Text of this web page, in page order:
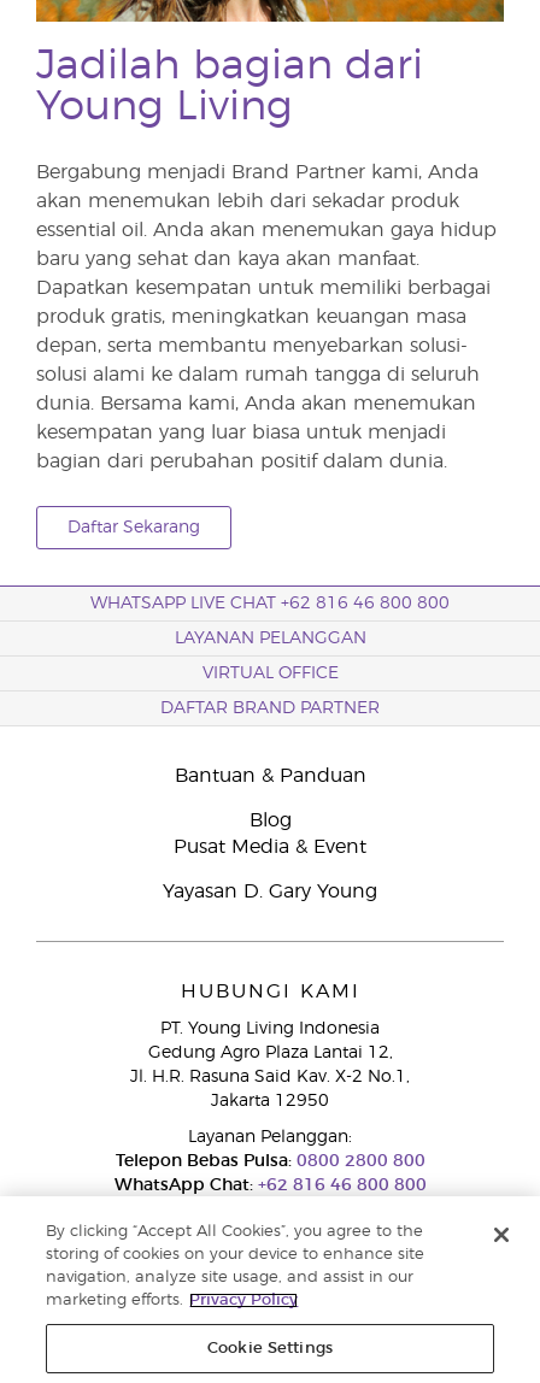
Jadilah bagian dari
Young Living
Bergabung menjadi Brand Partner kami, Anda
akan menemukan lebih dari sekadar produk
essential oil. Anda akan menemukan gaya hidup
baru yang sehat dan kaya akan manfaat.
Dapatkan kesempatan untuk memiliki berbagai
produk gratis, meningkatkan keuangan masa
depan, serta membantu menyebarkan solusi-
solusi alami ke dalam rumah tangga di seluruh
dunia. Bersama kami, Anda akan menemukan
kesempatan yang luar biasa untuk menjadi
bagian dari perubahan positif dalam dunia.
Daftar Sekarang
WHATSAPP LIVE CHAT +62 816 46 800 800
LAYANAN PELANGGAN
VIRTUAL OFFICE
DAFTAR BRAND PARTNER
Bantuan & Panduan
Blog
Pusat Media & Event
Yayasan D. Gary Young
HUBUNGI KAMI
PT. Young Living Indonesia
Gedung Agro Plaza Lantai 12,
Jl. H.R. Rasuna Said Kav. X-2 No.1,
Jakarta 12950
Layanan Pelanggan:
Telepon Bebas Pulsa:0800 2800 800
WhatsApp Chat:+62 816 46 800 800
Layanan Pengaduan Konsumen
By clicking “Accept All Cookies”, you agree to the
storing of cookies on your device to enhance site
navigation, analyze site usage, and assist in our
marketing efforts.
Privacy Policy
Cookie Settings